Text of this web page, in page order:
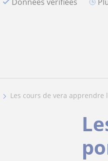
les cours de vera